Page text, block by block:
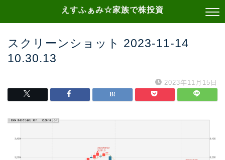
えすふぁみ☆家族で株投資
スクリーンショット 2023-11-14
10.30.13
2023年11月15日